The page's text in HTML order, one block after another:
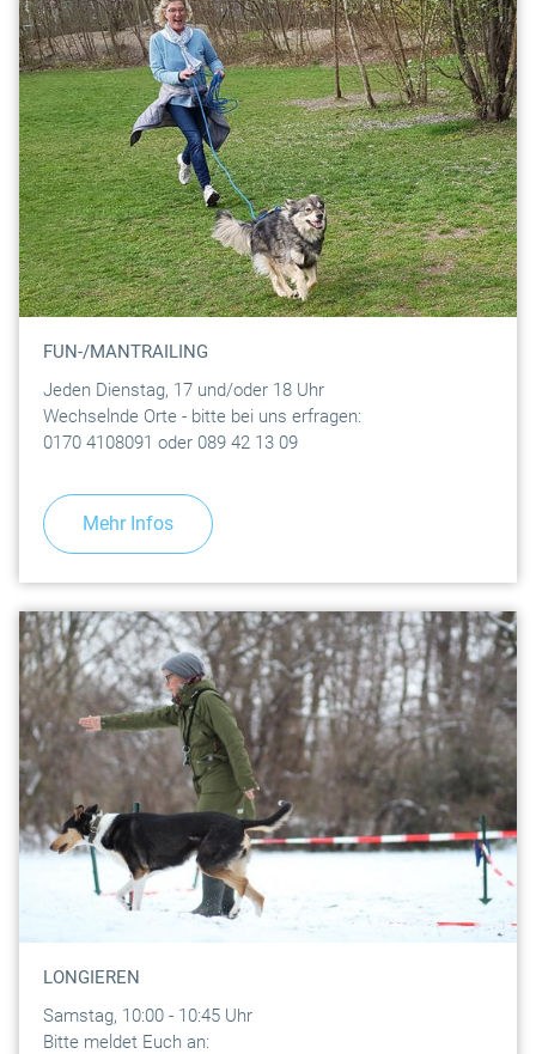
FUN-/MANTRAILING
Jeden Dienstag, 17 und/oder 18 Uhr
Wechselnde Orte - bitte bei uns erfragen:
0170 4108091 oder 089 42 13 09
Mehr Infos
LONGIEREN
Samstag, 10:00 - 10:45 Uhr
Bitte meldet Euch an: